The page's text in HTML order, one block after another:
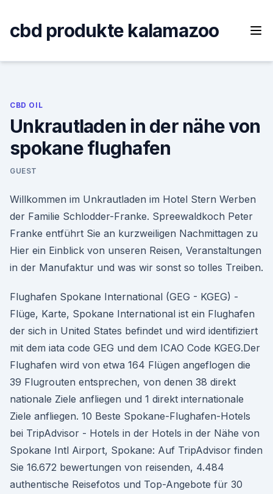
content
cbd produkte kalamazoo
CBD OIL
Unkrautladen in der nähe von
spokane flughafen
GUEST
Willkommen im Unkrautladen im Hotel Stern Werben
der Familie Schlodder-Franke. Spreewaldkoch Peter
Franke entführt Sie an kurzweiligen Nachmittagen zu
Hier ein Einblick von unseren Reisen, Veranstaltungen
in der Manufaktur und was wir sonst so tolles Treiben.
Flughafen Spokane International (GEG - KGEG) -
Flüge, Karte, Spokane International ist ein Flughafen
der sich in United States befindet und wird identifiziert
mit dem iata code GEG und dem ICAO Code KGEG.Der
Flughafen wird von etwa 164 Flügen angeflogen die
39 Flugrouten entsprechen, von denen 38 direkt
nationale Ziele anfliegen und 1 direkt internationale
Ziele anfliegen. 10 Beste Spokane-Flughafen-Hotels
bei TripAdvisor - Hotels in der Hotels in der Nähe von
Spokane Intl Airport, Spokane: Auf TripAdvisor finden
Sie 16.672 bewertungen von reisenden, 4.484
authentische Reisefotos und Top-Angebote für 30